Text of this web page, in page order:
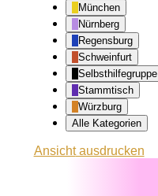
München
Nürnberg
Regensburg
Schweinfurt
Selbsthilfegruppe
Stammtisch
Würzburg
Alle Kategorien
Ansichtausdrucken